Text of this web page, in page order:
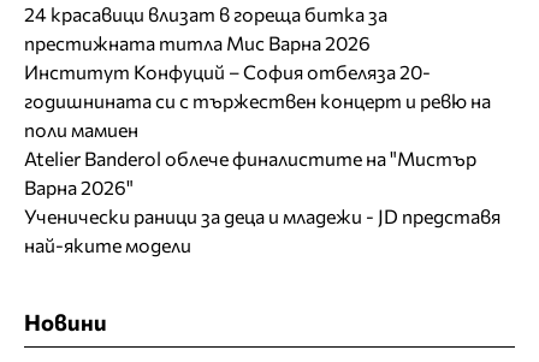
24 красавици влизат в гореща битка за
престижната титла Мис Варна 2026
Институт Конфуций – София отбеляза 20-
годишнината си с тържествен концерт и ревю на
поли мамиен
Atelier Banderol облече финалистите на "Мистър
Варна 2026"
Ученически раници за деца и младежи - JD представя
най-яките модели
Новини